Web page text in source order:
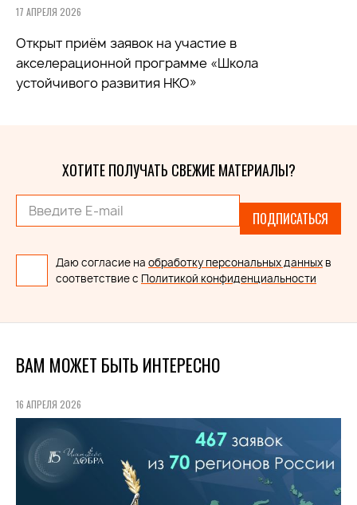
17 АПРЕЛЯ 2026
Открыт приём заявок на участие в
акселерационной программе «Школа
устойчивого развития НКО»
ХОТИТЕ ПОЛУЧАТЬ СВЕЖИЕ МАТЕРИАЛЫ?
ПОДПИСАТЬСЯ
Даю согласие на обработку персональных данных в
соответствие с Политикой конфиденциальности
ВАМ МОЖЕТ БЫТЬ ИНТЕРЕСНО
16 АПРЕЛЯ 2026